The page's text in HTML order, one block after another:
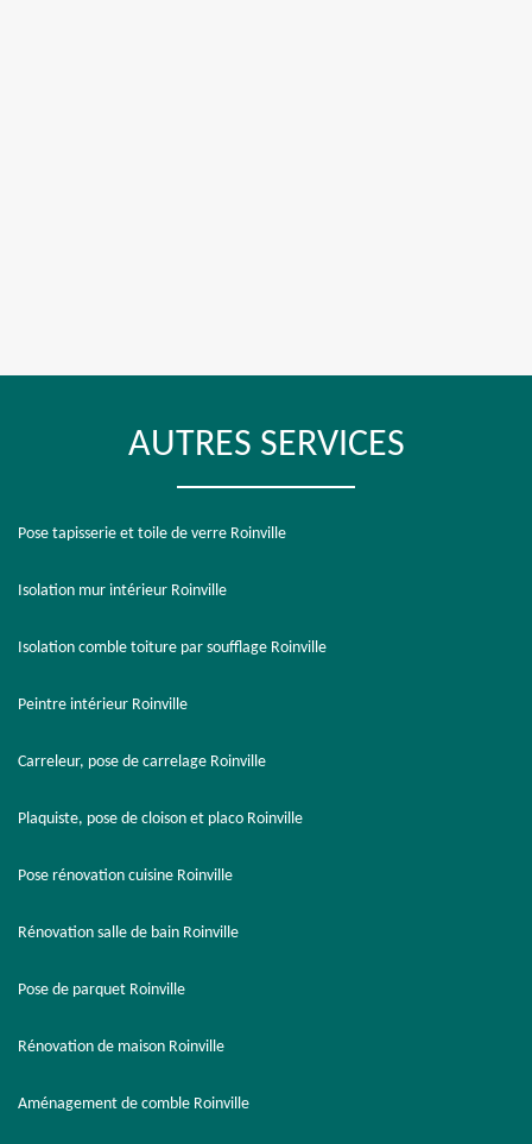
AUTRES SERVICES
Pose tapisserie et toile de verre Roinville
Isolation mur intérieur Roinville
Isolation comble toiture par soufflage Roinville
Peintre intérieur Roinville
Carreleur, pose de carrelage Roinville
Plaquiste, pose de cloison et placo Roinville
Pose rénovation cuisine Roinville
Rénovation salle de bain Roinville
Pose de parquet Roinville
Rénovation de maison Roinville
Aménagement de comble Roinville